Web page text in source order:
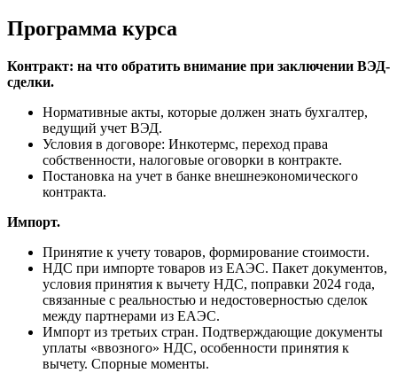
Программа курса
Контракт: на что обратить внимание при заключении ВЭД-
сделки.
Нормативные акты, которые должен знать бухгалтер,
ведущий учет ВЭД.
Условия в договоре: Инкотермс, переход права
собственности, налоговые оговорки в контракте.
Постановка на учет в банке внешнеэкономического
контракта.
Импорт.
Принятие к учету товаров, формирование стоимости.
НДС при импорте товаров из ЕАЭС. Пакет документов,
условия принятия к вычету НДС, поправки 2024 года,
связанные с реальностью и недостоверностью сделок
между партнерами из ЕАЭС.
Импорт из третьих стран. Подтверждающие документы
уплаты «ввозного» НДС, особенности принятия к
вычету. Спорные моменты.